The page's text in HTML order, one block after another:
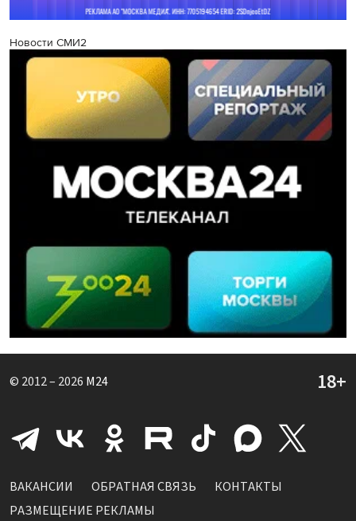
Новости СМИ2
© 2012 – 2026 M24
ВАКАНСИИ ОБРАТНАЯ СВЯЗЬ
КОНТАКТЫ
РАЗМЕЩЕНИЕ РЕКЛАМЫ